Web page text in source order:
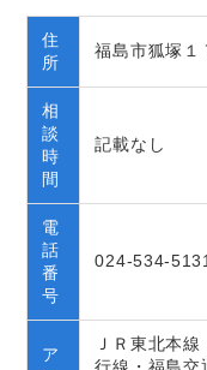
住
所
福島市狐塚
相
談
時
間
記載なし
電
話
番
号
024-534-5131
ア
ＪＲ東北本
行線・福島交